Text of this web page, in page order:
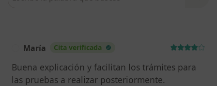
María Cita verificada
Buena explicación y facilitan los trámites para
las pruebas a realizar posteriormente.